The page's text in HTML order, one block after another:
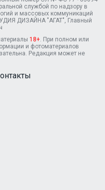
службой по надзору в
и массовых коммуникаций
ДИЗАЙНА "АГАТ", Главный
18+ . При полном или
и фотоматериалов
Редакция может не